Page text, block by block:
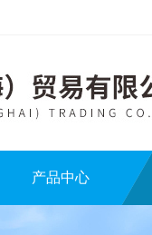
产品中心